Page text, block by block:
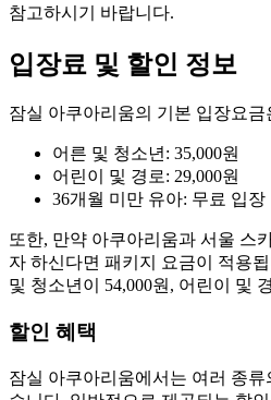
참고하시기 바랍니다.
입장료 및 할인 정보
잠실 아쿠아리움의 기본 입장요
어른 및 청소년: 35,000원
어린이 및 경로: 29,000원
36개월 미만 유아: 무료 입장
또한, 만약 아쿠아리움과 서울 스
자 하신다면 패키지 요금이 적용
및 청소년이 54,000원, 어린이 및
할인 혜택
잠실 아쿠아리움에서는 여러 종